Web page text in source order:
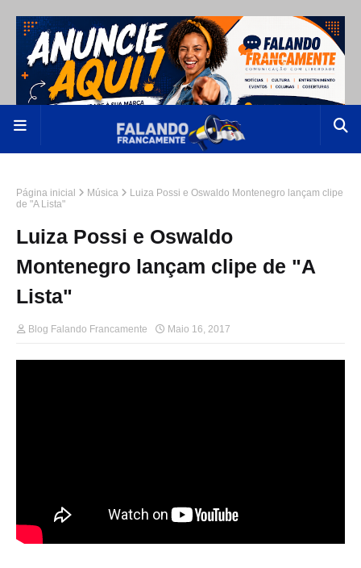
Página inicial Música
Luiza Possi e Oswaldo Montenegro lançam clipe
de "A Lista"
Luiza Possi e Oswaldo
Montenegro lançam clipe de "A
Lista"
Blog Falando Francamente Maio 16, 2017